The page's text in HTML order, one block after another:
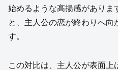
始めるような高揚感がありま
と、主人公の恋が終わりへ向
す。
この対比は、主人公が表面上